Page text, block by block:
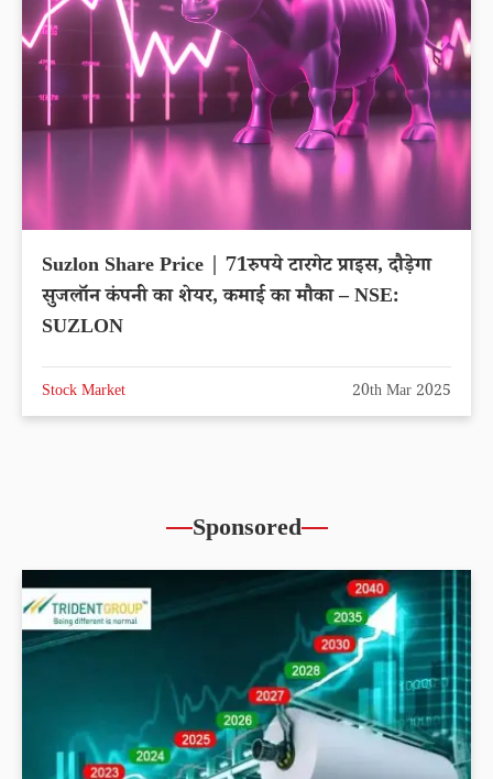
Suzlon Share Price | 71रुपये टारगेट प्राइस, दौड़ेगा
सुजलॉन कंपनी का शेयर, कमाई का मौका – NSE:
SUZLON
Stock Market 20th Mar 2025
Sponsored